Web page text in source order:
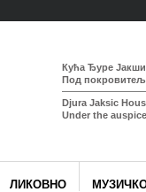
Кућа Ђуре
Под
Djura Jaksic
Under the
ЛИКОВНО